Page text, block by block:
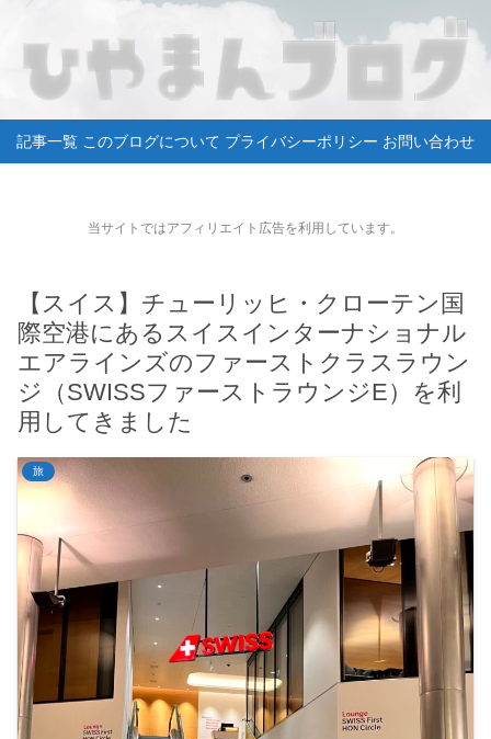
記事一覧 このブログについて プライバシーポリシー お問い合わせ
当サイトではアフィリエイト広告を利用しています。
【スイス】チューリッヒ・クローテン国
際空港にあるスイスインターナショナル
エアラインズのファーストクラスラウン
ジ（SWISSファーストラウンジE）を利
用してきました
旅